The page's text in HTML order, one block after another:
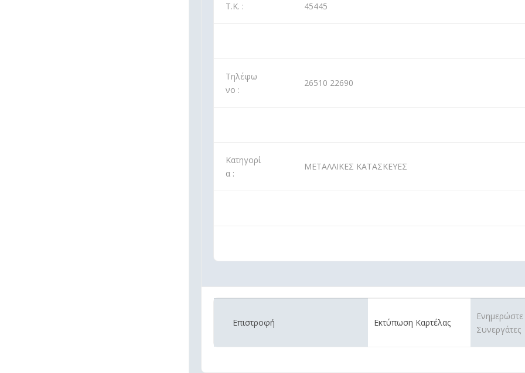
Τ.Κ. : 45445
Τηλέφω
νο :
26510 22690
Κατηγορί
α :
ΜΕΤΑΛΛΙΚΕΣ ΚΑΤΑΣΚΕΥΕΣ
Επιστροφή Εκτύπωση Καρτέλας
Ενημερώστε
Συνεργάτες